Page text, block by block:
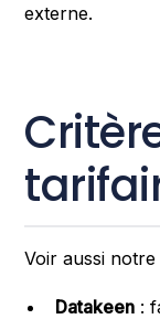
externe.
Voir aussi
Datakeen :